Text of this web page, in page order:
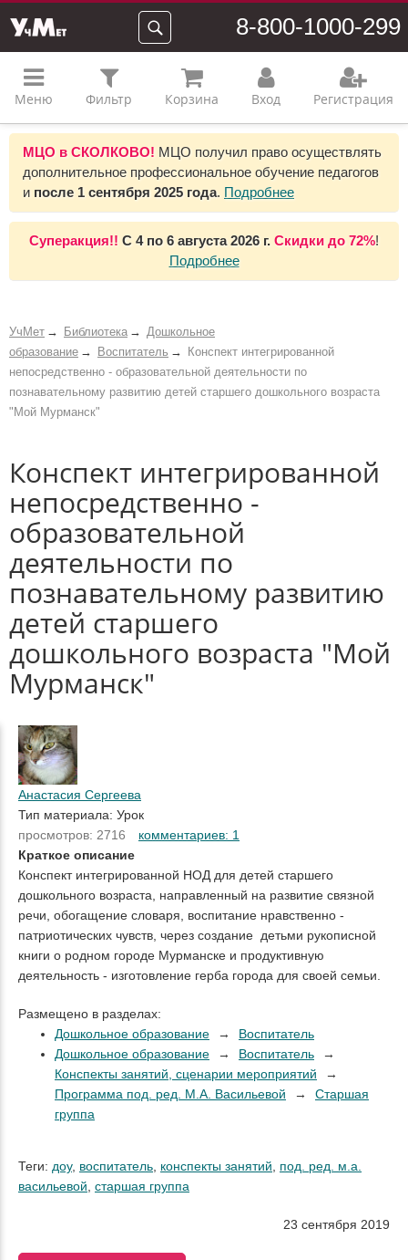
8-800-1000-299
Меню Фильтр Корзина Вход Регистрация
МЦО в СКОЛКОВО! МЦО получил право осуществлять
дополнительное профессиональное обучение педагогов
и после 1 сентября 2025 года. Подробнее
Суперакция!! С 4 по 6 августа 2026 г. Скидки до 72%!
Подробнее
УчМет Библиотека
Дошкольное
образование
Воспитатель
Конспект интегрированной
непосредственно - образовательной деятельности по
познавательному развитию детей старшего дошкольного возраста
"Мой Мурманск"
Конспект интегрированной
непосредственно -
образовательной
деятельности по
познавательному развитию
детей старшего
дошкольного возраста "Мой
Мурманск"
Анастасия Сергеева
Тип материала: Урок
просмотров: 2716
комментариев: 1
Краткое описание
Конспект интегрированной НОД для детей старшего
дошкольного возраста, направленный на развитие связной
речи, обогащение словаря, воспитание нравственно -
патриотических чувств, через создание детьми рукописной
книги о родном городе Мурманске и продуктивную
деятельность - изготовление герба города для своей семьи.
Размещено в разделах:
Дошкольное образование
Воспитатель
Дошкольное образование
Воспитатель
Конспекты занятий, сценарии мероприятий
Программа под. ред. М.А. Васильевой
Старшая
группа
Теги: доу, воспитатель конспекты занятий
под. ред. м.а.
васильевой старшая группа
23 сентября 2019